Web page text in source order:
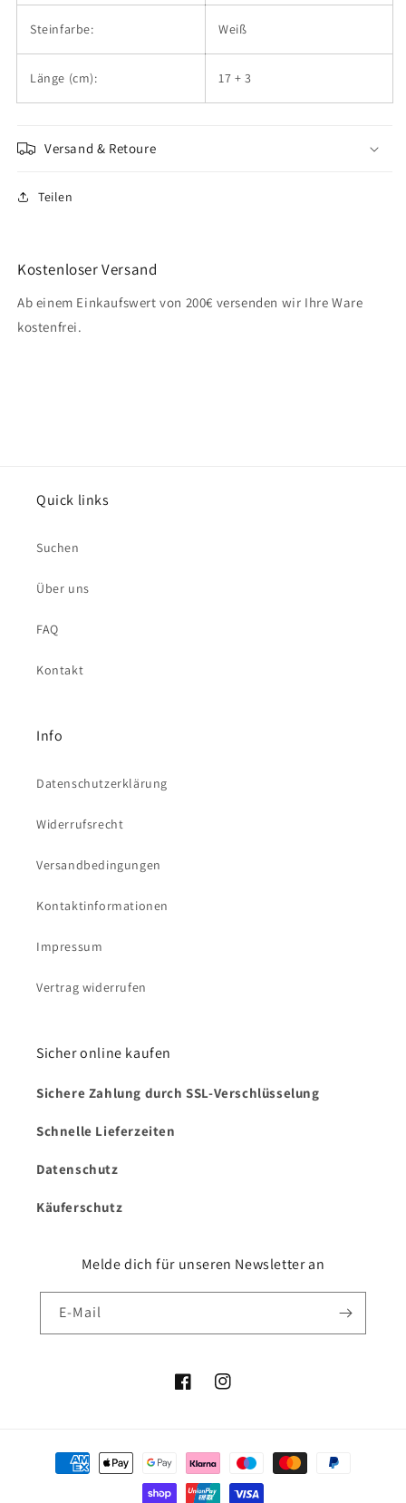
Steinfarbe: Weiß
Länge (cm): 17 + 3
Versand & Retoure
Teilen
Kostenloser Versand
Ab einem Einkaufswert von 200€ versenden wir Ihre Ware
kostenfrei.
Quick links
Suchen
Über uns
FAQ
Kontakt
Info
Datenschutzerklärung
Widerrufsrecht
Versandbedingungen
Kontaktinformationen
Impressum
Vertrag widerrufen
Sicher online kaufen
Sichere Zahlung durch SSL-Verschlüsselung
Schnelle Lieferzeiten
Datenschutz
Käuferschutz
Melde dich für unseren Newsletter an
E-Mail
FacebookInstagram
Zahlungsmethoden